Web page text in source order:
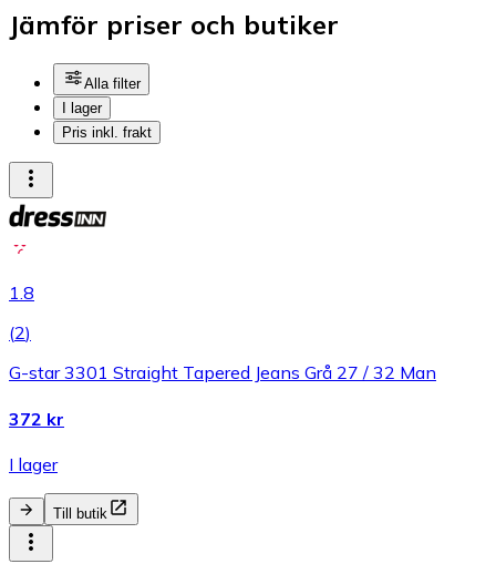
Jämför priser och butiker
Alla filter
I lager
Pris inkl. frakt
1.8
(2)
G-star 3301 Straight Tapered Jeans Grå 27 / 32 Man
372 kr
I lager
Till butik